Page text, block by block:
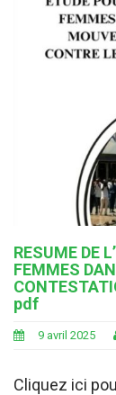
RESUME DE
FEMMES
pdf
9 avril 2025
Cliquez ici